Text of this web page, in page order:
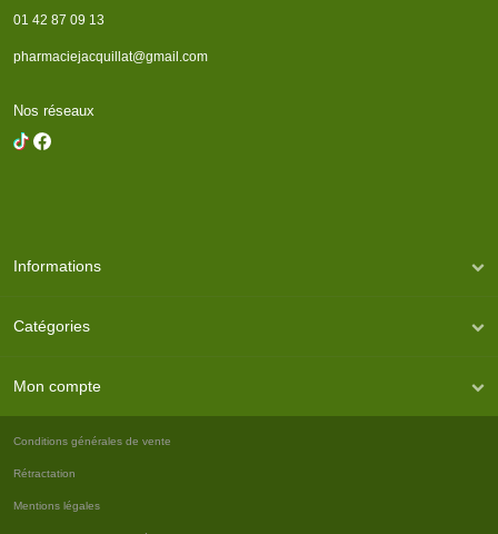
01 42 87 09 13
pharmaciejacquillat@gmail.com
Nos réseaux
Informations
Catégories
Mon compte
Conditions générales de vente
Rétractation
Mentions légales